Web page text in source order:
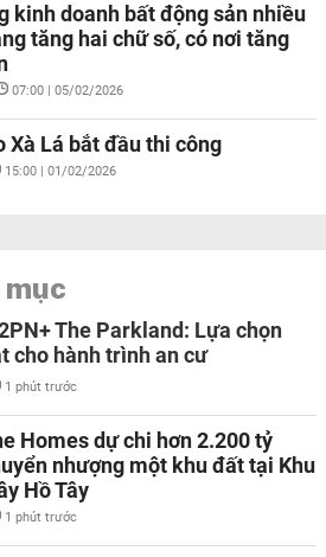
kinh doanh bất động sản nhiều
tăng hai chữ số, có nơi tăng
07:00 | 05/02/2026
Xà Lá bắt đầu thi công
15:00 | 01/02/2026
mục
The Parkland: Lựa chọn
cho hành trình an cư
1 phút trước
Homes dự chi hơn 2.200 tỷ
nhượng một khu đất tại Khu
Hồ Tây
1 phút trước